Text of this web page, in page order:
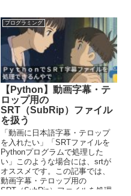
プログラミング
【Python】動画字幕・テ
ロップ用の
SRT（SubRip）ファイル
を扱う
「動画に日本語字幕・テロップ
を入れたい」「SRTファイルを
Pythonプログラムで処理した
い」このような場合には、srtが
オススメです。この記事では、
動画字幕・テロップ用の
SRT（SubRip）ファイルを処理